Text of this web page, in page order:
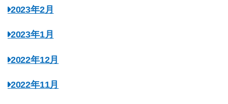
2023年2月
2023年1月
2022年12月
2022年11月